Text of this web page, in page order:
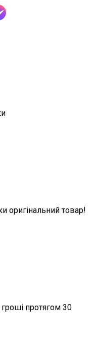
оригінальний товар!
протягом 30